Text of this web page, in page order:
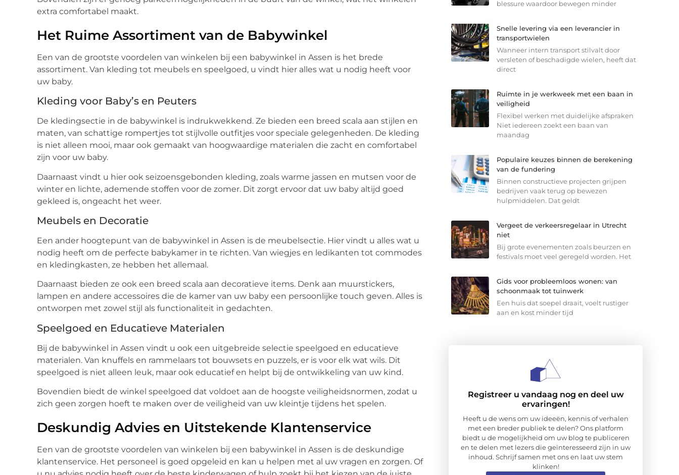
extra comfortabel maakt.
Het Ruime Assortiment van de Babywinkel
Een van de grootste voordelen van winkelen bij een babywinkel in Assen is het brede
assortiment. Van kleding tot meubels en speelgoed, u vindt hier alles wat u nodig heeft voor
uw baby.
Kleding voor Baby’s en Peuters
De kledingsectie in de babywinkel is indrukwekkend. Ze bieden een breed scala aan stijlen en
maten, van schattige rompertjes tot stijlvolle outfitjes voor speciale gelegenheden. De kleding
is niet alleen mooi, maar ook gemaakt van hoogwaardige materialen die zacht en comfortabel
zijn voor uw baby.
Daarnaast vindt u hier ook seizoensgebonden kleding, zoals warme jassen en mutsen voor de
winter en lichte, ademende stoffen voor de zomer. Dit zorgt ervoor dat uw baby altijd goed
gekleed is, ongeacht het weer.
Meubels en Decoratie
Een ander hoogtepunt van de babywinkel in Assen is de meubelsectie. Hier vindt u alles wat u
nodig heeft om de perfecte babykamer in te richten. Van wiegjes en ledikanten tot commodes
en kledingkasten, ze hebben het allemaal.
Daarnaast bieden ze ook een breed scala aan decoratieve items. Denk aan muurstickers,
lampen en andere accessoires die de kamer van uw baby een persoonlijke touch geven. Alles is
ontworpen met zowel stijl als functionaliteit in gedachten.
Speelgoed en Educatieve Materialen
Bij de babywinkel in Assen vindt u ook een uitgebreide selectie speelgoed en educatieve
materialen. Van knuffels en rammelaars tot bouwsets en puzzels, er is voor elk wat wils. Dit
speelgoed is niet alleen leuk, maar ook educatief en helpt bij de ontwikkeling van uw kind.
Bovendien biedt de winkel speelgoed dat voldoet aan de hoogste veiligheidsnormen, zodat u
zich geen zorgen hoeft te maken over de veiligheid van uw kleintje tijdens het spelen.
Deskundig Advies en Uitstekende Klantenservice
Een van de grootste voordelen van winkelen bij een babywinkel in Assen is de deskundige
klantenservice. Het personeel is goed opgeleid en kan u helpen met al uw vragen en zorgen. Of
blessure waardoor bewegen minder
Snelle levering via een leverancier in
transportwielen
Wanneer intern transport stilvalt door
versleten of beschadigde wielen, heeft dat
direct
Ruimte in je werkweek met een baan in
veiligheid
Flexibel werken met duidelijke afspraken
Niet iedereen zoekt een baan van
maandag
Populaire keuzes binnen de berekening
van de fundering
Binnen constructieve projecten grijpen
bedrijven vaak terug op bewezen
hulpmiddelen. Dat geldt
Vergeet de verkeersregelaar in Utrecht
niet
Bij grote evenementen zoals beurzen en
festivals moet veel geregeld worden. Het
Gids voor probleemloos wonen: van
schoonmaak tot tuinwerk
Een huis dat soepel draait, voelt rustiger
aan en kost minder tijd
Registreer u vandaag nog en deel uw
ervaringen!
Heeft u de wens om uw ideeën, kennis of verhalen
met een breder publiek te delen? Ons platform
biedt u de mogelijkheid om uw blog te publiceren
en te delen met lezers die geïnteresseerd zijn in uw
inhoud. Schrijf samen met ons en laat uw stem
klinken!